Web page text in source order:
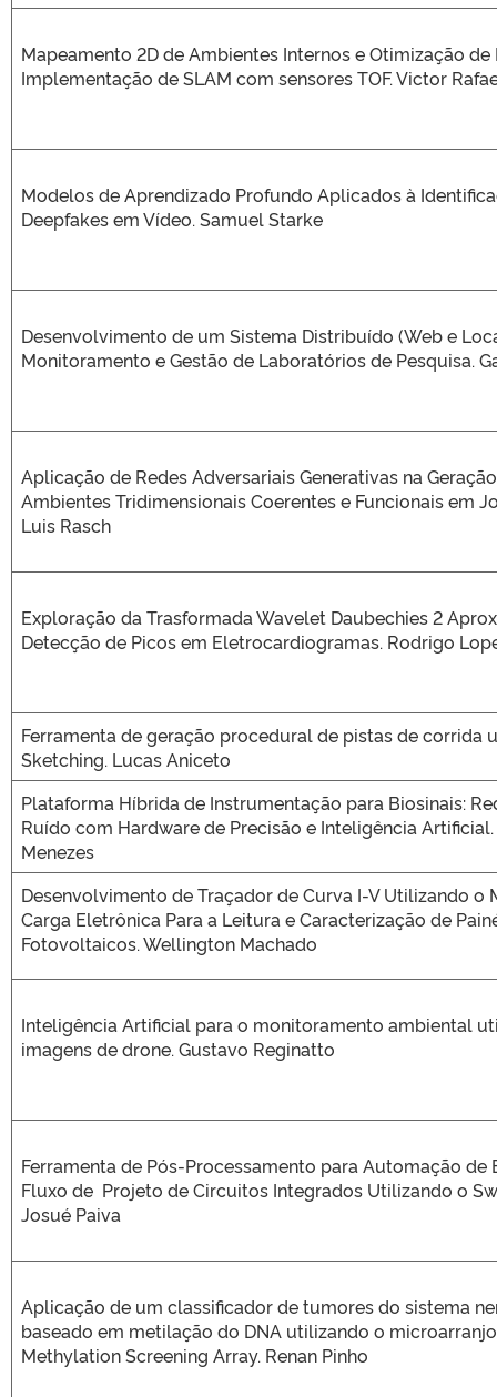
Mapeamento 2D de Ambientes Internos e Otimização
Implementação de SLAM com sensores TOF. Victor
Modelos de Aprendizado Profundo Aplicados à
Deepfakes em Vídeo. Samuel Starke
Desenvolvimento de um Sistema Distribuído (Web e
Monitoramento e Gestão de Laboratórios de Pesquisa.
Aplicação de Redes Adversariais Generativas na
Ambientes Tridimensionais Coerentes e Funcionais em
Luis Rasch
Exploração da Trasformada Wavelet Daubechies 2
Detecção de Picos em Eletrocardiogramas. Rodrigo
Ferramenta de geração procedural de pistas de corrida
Sketching. Lucas Aniceto
Plataforma Híbrida de Instrumentação para Biosinais:
Ruído com Hardware de Precisão e Inteligência Artificial.
Menezes
Desenvolvimento de Traçador de Curva I-V Utilizando o
Carga Eletrônica Para a Leitura e Caracterização de
Fotovoltaicos. Wellington Machado
Inteligência Artificial para o monitoramento ambiental
imagens de drone. Gustavo Reginatto
Ferramenta de Pós-Processamento para Automação de
Fluxo de Projeto de Circuitos Integrados Utilizando o
Josué Paiva
Aplicação de um classificador de tumores do sistema
baseado em metilação do DNA utilizando o
Methylation Screening Array. Renan Pinho